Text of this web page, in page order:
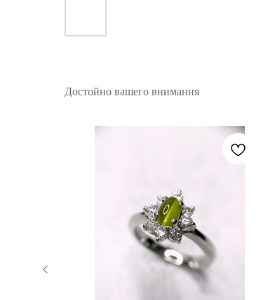
Достойно вашего внимания